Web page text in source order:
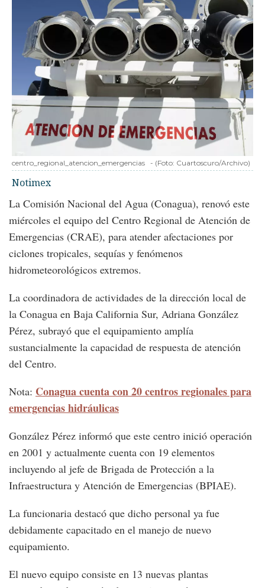
centro_regional_atencion_emergencias - (Foto: Cuartoscuro/Archivo)
Notimex
La Comisión Nacional del Agua (Conagua), renovó este
miércoles el equipo del Centro Regional de Atención de
Emergencias (CRAE), para atender afectaciones por
ciclones tropicales, sequías y fenómenos
hidrometeorológicos extremos.
La coordinadora de actividades de la dirección local de
la Conagua en Baja California Sur, Adriana González
Pérez, subrayó que el equipamiento amplía
sustancialmente la capacidad de respuesta de atención
del Centro.
Nota: Conagua cuenta con 20 centros regionales para
emergencias hidráulicas
González Pérez informó que este centro inició operación
en 2001 y actualmente cuenta con 19 elementos
incluyendo al jefe de Brigada de Protección a la
Infraestructura y Atención de Emergencias (BPIAE).
La funcionaria destacó que dicho personal ya fue
debidamente capacitado en el manejo de nuevo
equipamiento.
El nuevo equipo consiste en 13 nuevas plantas